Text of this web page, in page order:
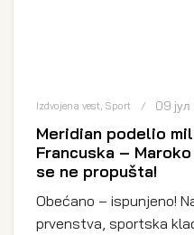
Izdvojena vest Sport 09
Meridian podelio
Francuska –
se ne propušta!
Obećano – ispunjeno!
prvenstva, sportska